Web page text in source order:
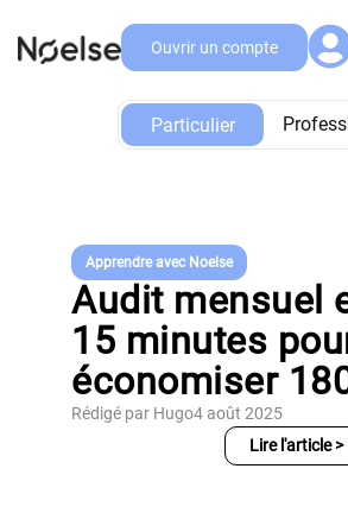
Ouvrir un compte
Particulier
Particulier
Apprendre avec Noelse
Audit mensuel
15 minutes
économiser
Rédigé par Hugo4 août 2025
Lire l'article >